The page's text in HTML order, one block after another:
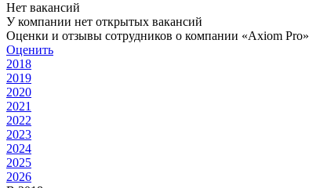
Нет вакансий
У компании нет открытых вакансий
Оценки и отзывы сотрудников о компании «Axiom Pro»
Оценить
2018
2019
2020
2021
2022
2023
2024
2025
2026